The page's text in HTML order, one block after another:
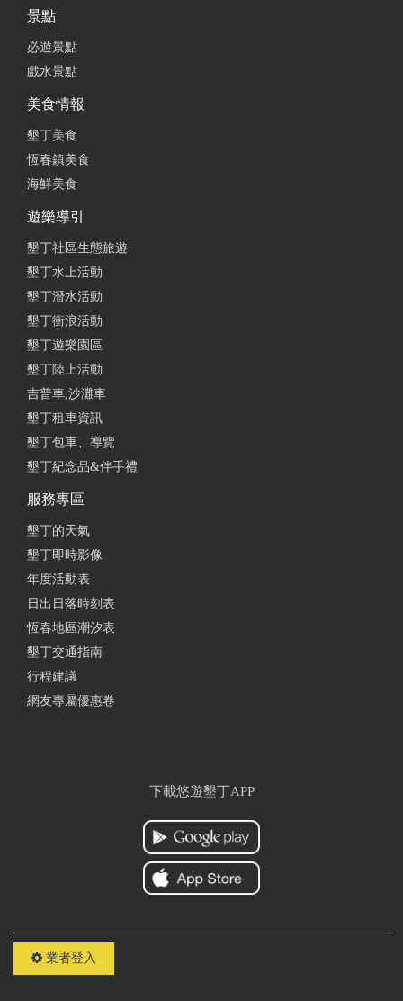
景點
必遊景點
戲水景點
美食情報
墾丁美食
恆春鎮美食
海鮮美食
遊樂導引
墾丁社區生態旅遊
墾丁水上活動
墾丁潛水活動
墾丁衝浪活動
墾丁遊樂園區
墾丁陸上活動
吉普車,沙灘車
墾丁租車資訊
墾丁包車、導覽
墾丁紀念品&伴手禮
服務專區
墾丁的天氣
墾丁即時影像
年度活動表
日出日落時刻表
恆春地區潮汐表
墾丁交通指南
行程建議
網友專屬優惠卷
下載悠遊墾丁APP
業者登入